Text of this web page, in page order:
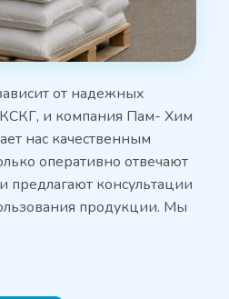
от надежных
КСКГ, и компания Пам- Хим
нас качественным
оперативно отвечают
предлагают консультации
продукции. Мы